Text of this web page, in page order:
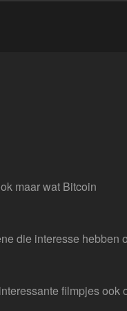
maar wat Bitcoin
die interesse hebben
filmpjes ook